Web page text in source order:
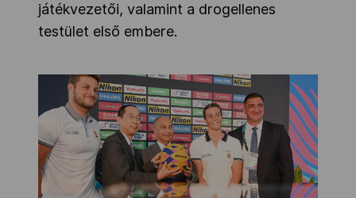
játékvezetői, valamint a drogellenes
testület első embere.